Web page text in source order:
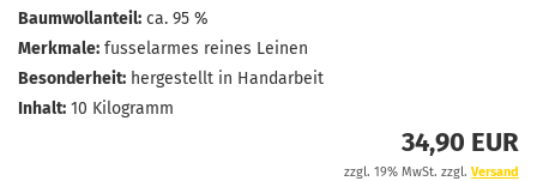
Baumwollanteil: ca. 95 %
Merkmale: fusselarmes reines Leinen
Besonderheit: hergestellt in Handarbeit
Inhalt: 10 Kilogramm
34,90 EUR
zzgl. 19% MwSt. zzgl. Versand